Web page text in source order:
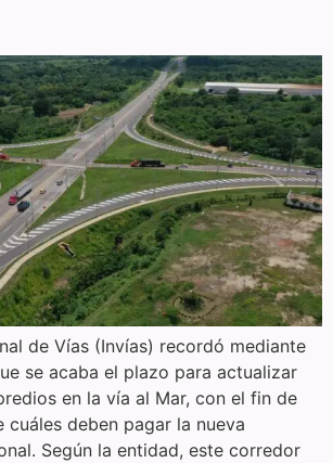
de Vías (Invías) recordó mediante
se acaba el plazo para actualizar
en la vía al Mar, con el fin de
cuáles deben pagar la nueva
Según la entidad, este corredor